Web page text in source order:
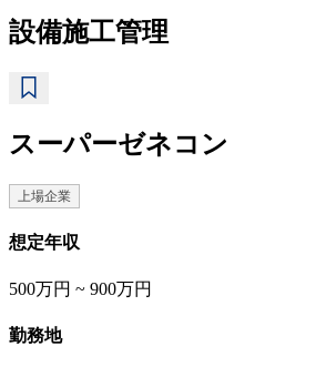
設備施工管理
スーパーゼネコン
上場企業
想定年収
500万円 ~ 900万円
勤務地